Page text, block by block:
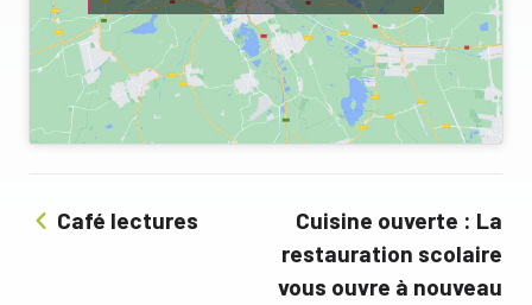
Café lectures
Cuisine ouverte : La
restauration scolaire
vous ouvre à nouveau